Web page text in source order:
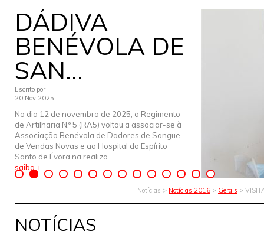
DÁDIVA
BENÉVOLA DE
SAN...
Escrito por
20 Nov 2025
No dia 12 de novembro de 2025, o Regimento
de Artilharia N.º 5 (RA5) voltou a associar-se à
Associação Benévola de Dadores de Sangue
de Vendas Novas e ao Hospital do Espírito
Santo de Évora na realiza...
saiba +
Notícias > Notícias 2016 > Gerais >
NOTÍCIAS